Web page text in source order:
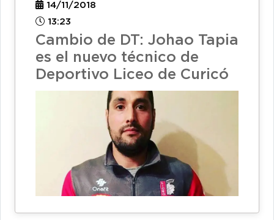
14/11/2018
13:23
Cambio de DT: Johao Tapia
es el nuevo técnico de
Deportivo Liceo de Curicó